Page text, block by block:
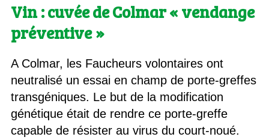
Vin : cuvée de Colmar « vendange
préventive »
A Colmar, les Faucheurs volontaires ont
neutralisé un essai en champ de porte-greffes
transgéniques. Le but de la modification
génétique était de rendre ce porte-greffe
capable de résister au virus du court-noué.